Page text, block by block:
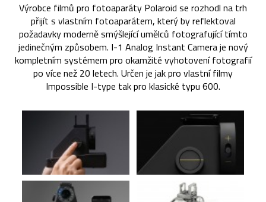
Výrobce filmů pro fotoaparáty Polaroid se rozhodl na trh
přijít s vlastním fotoaparátem, který by reflektoval
požadavky moderně smýšlející umělců fotografující tímto
jedinečným způsobem. I-1 Analog Instant Camera je nový
kompletním systémem pro okamžité vyhotovení fotografií
po více než 20 letech. Určen je jak pro vlastní filmy
Impossible I-type tak pro klasické typu 600.